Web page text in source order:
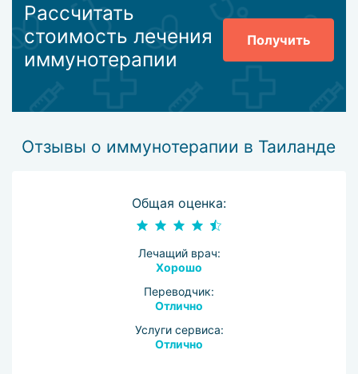
Рассчитать
стоимость лечения
иммунотерапии
Получить
Отзывы о иммунотерапии в Таиланде
Общая оценка:
Лечащий врач:
Хорошо
Переводчик:
Отлично
Услуги сервиса:
Отлично